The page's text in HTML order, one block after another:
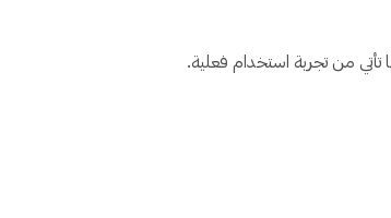
تأتي من تجربة استخدام فعلية.